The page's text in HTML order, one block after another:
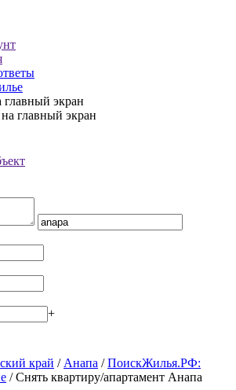
главный экран
+
край / Анапа /ПоискЖилья.РФ:
/ Снять квартиру/апартамент Анапа